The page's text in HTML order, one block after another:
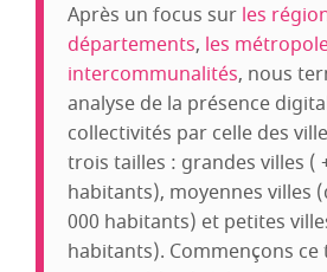
Après un focus sur les
départements, les
intercommunalités, nous
analyse de la présence
collectivités par celle des
trois tailles : grandes villes (
habitants), moyennes villes
000 habitants) et petites
habitants). Commençons